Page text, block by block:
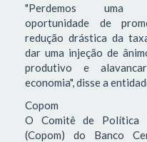
"Perdemos uma
oportunidade de
redução drástica da
dar uma injeção de
produtivo e
economia", disse a
Copom
O Comitê de Política
(Copom) do Banco